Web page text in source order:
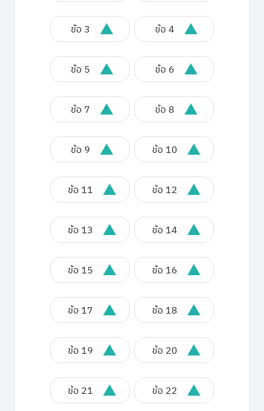
ข้อ 3 ข้อ 4
ข้อ 5 ข้อ 6
ข้อ 7 ข้อ 8
ข้อ 9 ข้อ 10
ข้อ 11 ข้อ 12
ข้อ 13 ข้อ 14
ข้อ 15 ข้อ 16
ข้อ 17 ข้อ 18
ข้อ 19 ข้อ 20
ข้อ 21 ข้อ 22